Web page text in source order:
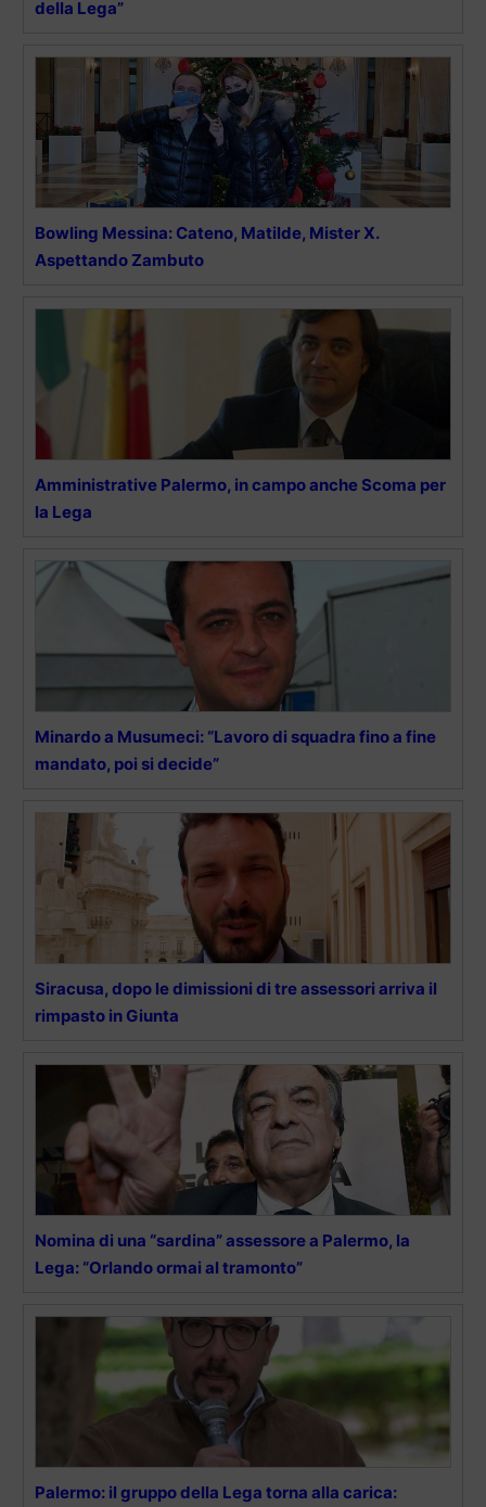
della Lega”
Bowling Messina: Cateno, Matilde, Mister X.
Aspettando Zambuto
Amministrative Palermo, in campo anche Scoma per
la Lega
Minardo a Musumeci: “Lavoro di squadra fino a fine
mandato, poi si decide”
Siracusa, dopo le dimissioni di tre assessori arriva il
rimpasto in Giunta
Nomina di una “sardina” assessore a Palermo, la
Lega: “Orlando ormai al tramonto”
Palermo: il gruppo della Lega torna alla carica: